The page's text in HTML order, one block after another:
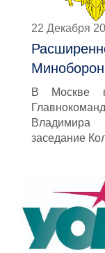
22 Декабря
В Москве
Владимира
заседание